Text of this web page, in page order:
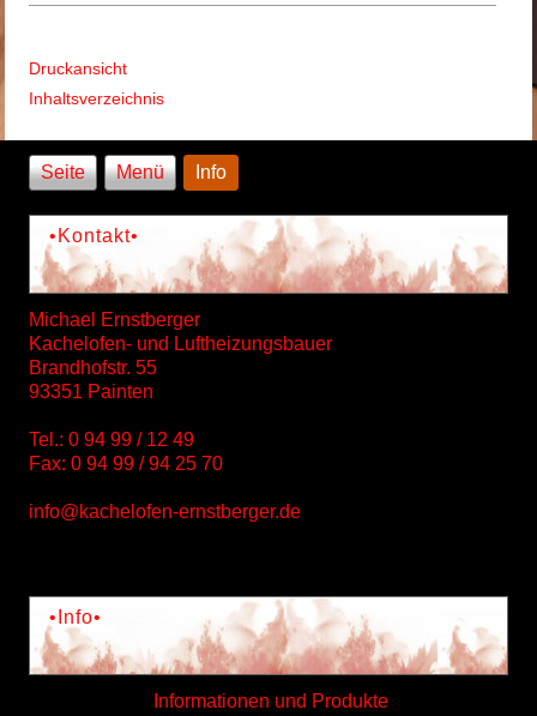
Druckansicht
Inhaltsverzeichnis
Seite Menü Info
•Kontakt•
Michael Ernstberger
Kachelofen- und Luftheizungsbauer
Brandhofstr. 55
93351 Painten
Tel.: 0 94 99 / 12 49
Fax: 0 94 99 / 94 25 70
info@kachelofen-ernstberger.de
•Info•
Informationen und Produkte